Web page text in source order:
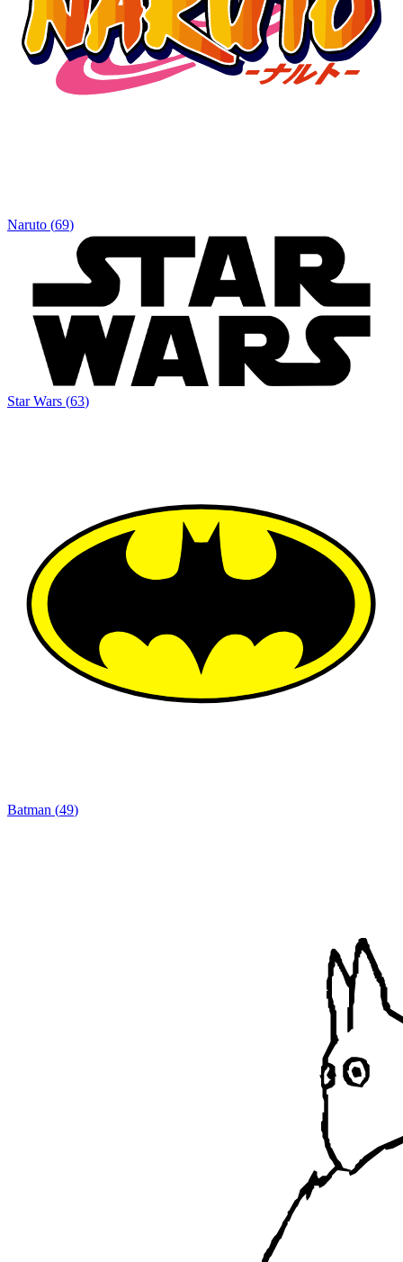
Naruto (69)
Star Wars (63)
Batman (49)